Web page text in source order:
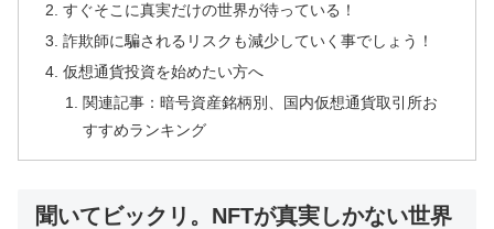
すぐそこに真実だけの世界が待っている！
詐欺師に騙されるリスクも減少していく事でしょう！
仮想通貨投資を始めたい方へ
関連記事：暗号資産銘柄別、国内仮想通貨取引所お
すすめランキング
聞いてビックリ。NFTが真実しかない世界